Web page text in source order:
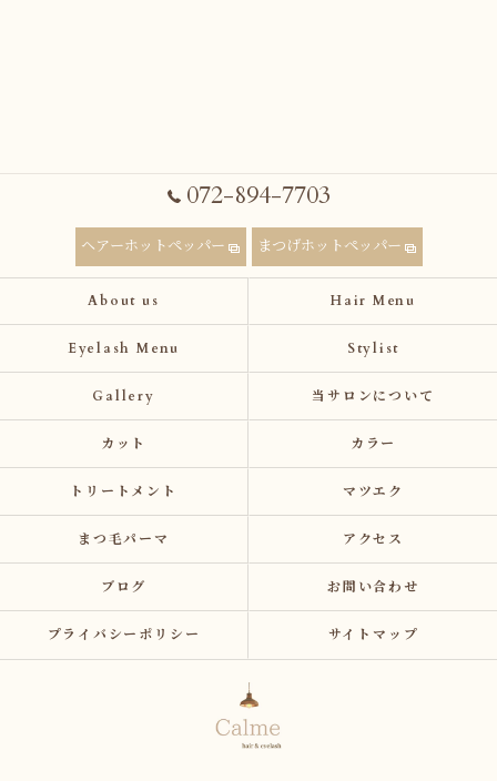
072-894-7703
ヘアーホットペッパー まつげホットペッパー
About us Hair Menu
Eyelash Menu Stylist
Gallery 当サロンについて
カット カラー
トリートメント マツエク
まつ毛パーマ アクセス
ブログ お問い合わせ
プライバシーポリシー サイトマップ